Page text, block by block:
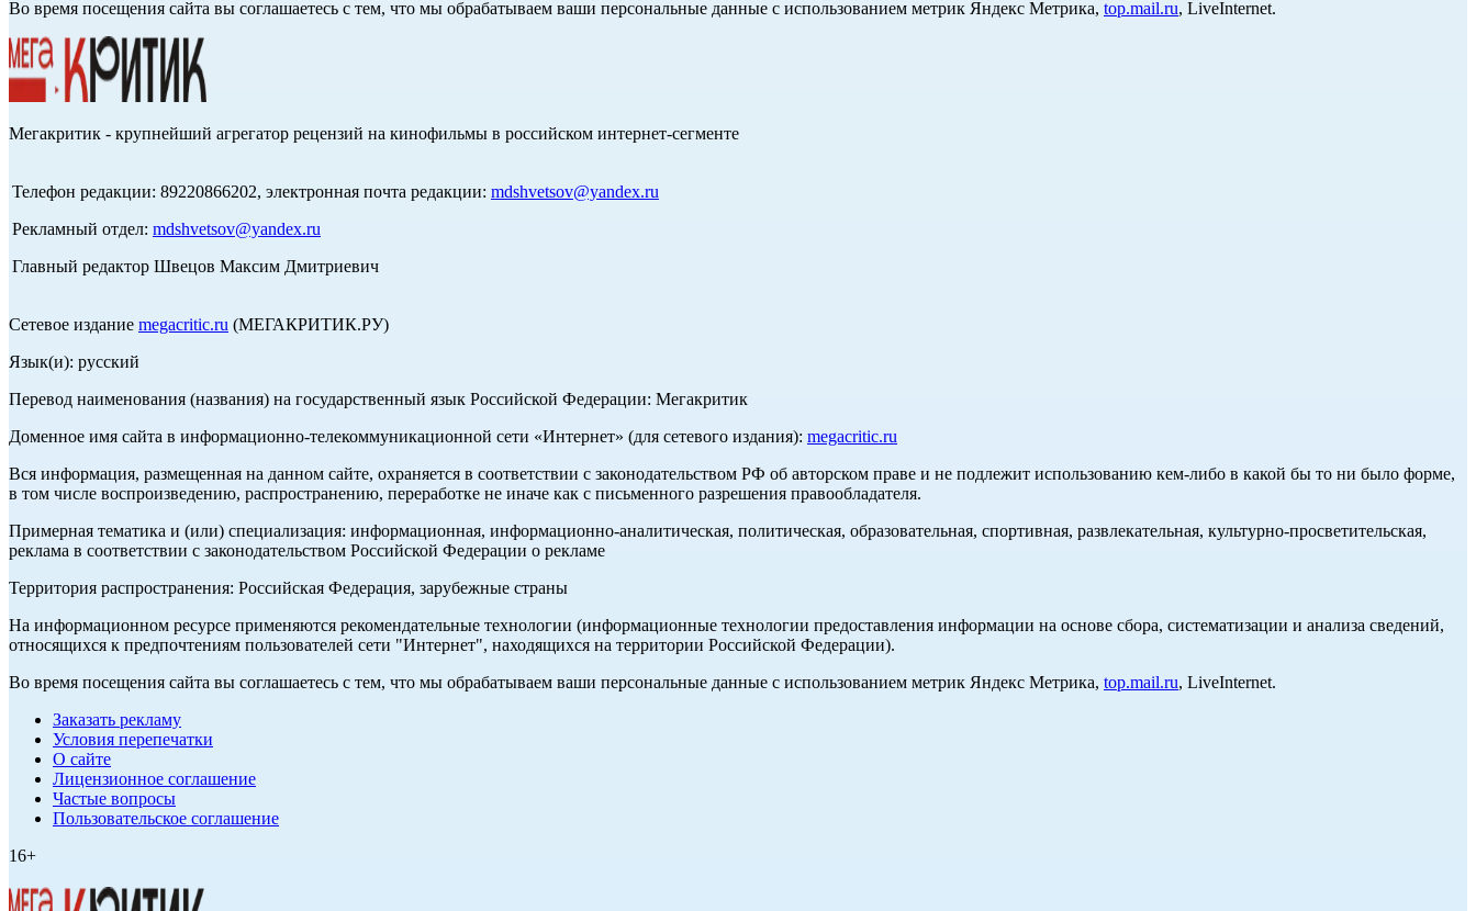
Во время посещения сайта вы соглашаетесь с тем, что мы обрабатываем ваши персональные данные с использованием метрик Яндекс Метрика, top.mail.ru, LiveInternet.
Мегакритик - крупнейший агрегатор рецензий на кинофильмы в российском интернет-сегменте
Телефон редакции: 89220866202, электронная почта редакции: mdshvetsov@yandex.ru
Рекламный отдел: mdshvetsov@yandex.ru
Главный редактор Швецов Максим Дмитриевич
Сетевое издание megacritic.ru (МЕГАКРИТИК.РУ)
Язык(и): русский
Перевод наименования (названия) на государственный язык Российской Федерации: Мегакритик
Доменное имя сайта в информационно-телекоммуникационной сети «Интернет» (для сетевого издания): megacritic.ru
Вся информация, размещенная на данном сайте, охраняется в соответствии с законодательством РФ об авторском праве и не подлежит использованию кем-либо в какой бы то ни было форме,
в том числе воспроизведению, распространению, переработке не иначе как с письменного разрешения правообладателя.
Примерная тематика и (или) специализация: информационная, информационно-аналитическая, политическая, образовательная, спортивная, развлекательная, культурно-просветительская,
реклама в соответствии с законодательством Российской Федерации о рекламе
Территория распространения: Российская Федерация, зарубежные страны
На информационном ресурсе применяются рекомендательные технологии (информационные технологии предоставления информации на основе сбора, систематизации и анализа сведений,
относящихся к предпочтениям пользователей сети "Интернет", находящихся на территории Российской Федерации).
Во время посещения сайта вы соглашаетесь с тем, что мы обрабатываем ваши персональные данные с использованием метрик Яндекс Метрика, top.mail.ru, LiveInternet.
Заказать рекламу
Условия перепечатки
О сайте
Лицензионное соглашение
Частые вопросы
Пользовательское соглашение
16+